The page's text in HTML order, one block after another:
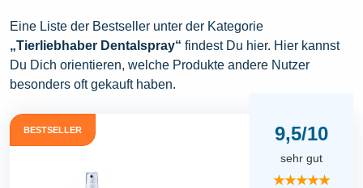
Eine Liste der Bestseller unter der Kategorie
„Tierliebhaber Dentalspray“ findest Du hier. Hier kannst
Du Dich orientieren, welche Produkte andere Nutzer
besonders oft gekauft haben.
BESTSELLER 9,5/10
sehr gut
★★★★★